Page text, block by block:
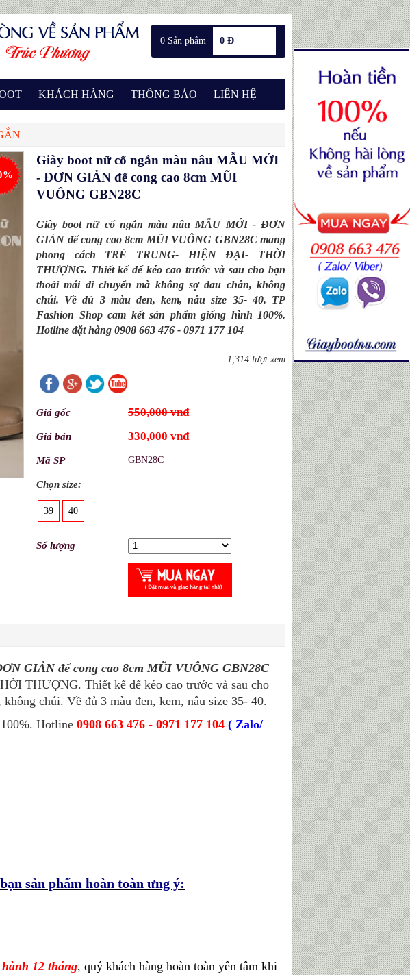
Giày boot nữ cổ ngắn màu nâu MẪU MỚI
- ĐƠN GIẢN đế cong cao 8cm MŨI
VUÔNG GBN28C
Giày boot nữ cổ ngắn màu nâu MẪU MỚI - ĐƠN
GIẢN đế cong cao 8cm MŨI VUÔNG GBN28C mang
phong cách TRẺ TRUNG- HIỆN ĐẠI- THỜI
THƯỢNG. Thiết kế đế kéo cao trước và sau cho bạn
thoải mái di chuyển mà không sợ đau chân, không
chúi. Về đủ 3 màu đen, kem, nâu size 35- 40. TP
Fashion Shop cam kết sản phẩm giống hình 100%.
Hotline đặt hàng 0908 663 476 - 0971 177 104
1,314 lượt xem
Giá gốc 550,000 vnđ
Giá bán 330,000 vnđ
Mã SP GBN28C
Chọn size:
39 40
Số lượng
GIẢN đế cong cao 8cm MŨI VUÔNG GBN28C
THƯỢNG. Thiết kế đế kéo cao trước và sau cho
chúi. Về đủ 3 màu đen, kem, nâu size 35- 40.
Hotline 0908 663 476 - 0971 177 104 ( Zalo/
sản phẩm hoàn toàn ưng ý:
hành 12 tháng, quý khách hàng hoàn toàn yên tâm khi
0 Sản phẩm 0 Đ
KHÁCH HÀNG THÔNG BÁO LIÊN HỆ